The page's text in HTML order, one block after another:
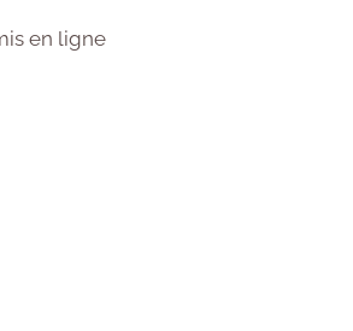
en ligne